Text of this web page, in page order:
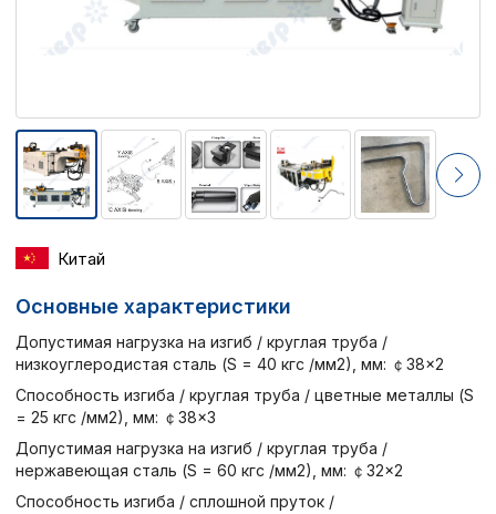
Китай
Основные характеристики
Допустимая нагрузка на изгиб / круглая труба /
низкоуглеродистая сталь (S = 40 кгс /мм2), мм: ￠38×2
Способность изгиба / круглая труба / цветные металлы (S
= 25 кгс /мм2), мм: ￠38×3
Допустимая нагрузка на изгиб / круглая труба /
нержавеющая сталь (S = 60 кгс /мм2), мм: ￠32×2
Способность изгиба / сплошной пруток /